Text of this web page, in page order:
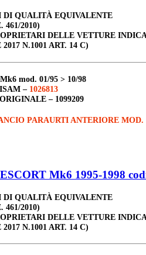
DI QUALITÀ EQUIVALENTE
461/2010)
DELLE VETTURE
N.1001 ART. 14 C)
mod. 01/95 > 10/98
– 1026813
– 1099209
PARAURTI ANTERIORE MOD.
Mk6 1995-1998
DI QUALITÀ EQUIVALENTE
461/2010)
DELLE VETTURE
N.1001 ART. 14 C)